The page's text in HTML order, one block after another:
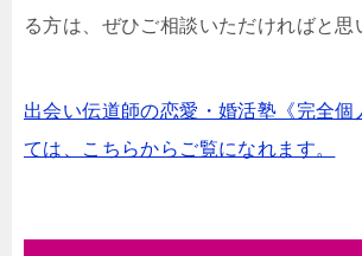
る方は、ぜひご相談いただければと思
出会い伝道師の恋愛・婚活塾《完全個
ては、こちらからご覧になれます。